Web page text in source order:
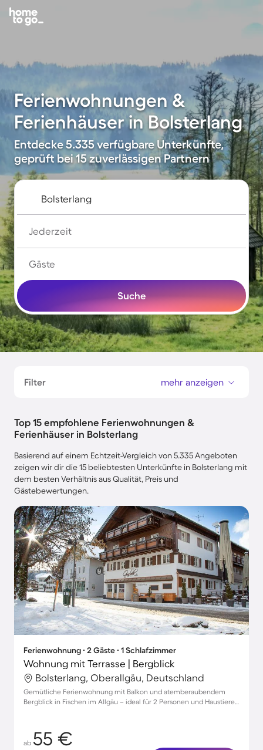
Ferienwohnungen &
Ferienhäuser in Bolsterlang
Entdecke 5.335 verfügbare Unterkünfte,
geprüft bei 15 zuverlässigen Partnern
Jederzeit
Gäste
Suche
Filter mehr anzeigen
Top 15 empfohlene Ferienwohnungen &
Ferienhäuser in Bolsterlang
Basierend auf einem Echtzeit-Vergleich von 5.335 Angeboten
zeigen wir dir die 15 beliebtesten Unterkünfte in Bolsterlang mit
dem besten Verhältnis aus Qualität, Preis und
Gästebewertungen.
Ferienwohnung ∙ 2 Gäste ∙ 1 Schlafzimmer
Wohnung mit Terrasse | Bergblick
Bolsterlang, Oberallgäu, Deutschland
Gemütliche Ferienwohnung mit Balkon und atemberaubendem
Bergblick in Fischen im Allgäu – ideal für 2 Personen und Haustiere
ab 55 €